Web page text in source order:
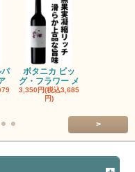
ボタニカ ビッ
グ・フラワー メ
3,350円(税込3,685
円)
>